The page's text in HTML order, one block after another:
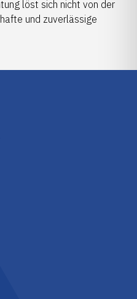
löst sich nicht von der
und zuverlässige